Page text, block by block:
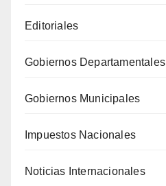
Editoriales
Gobiernos Departamentales
Gobiernos Municipales
Impuestos Nacionales
Noticias Internacionales